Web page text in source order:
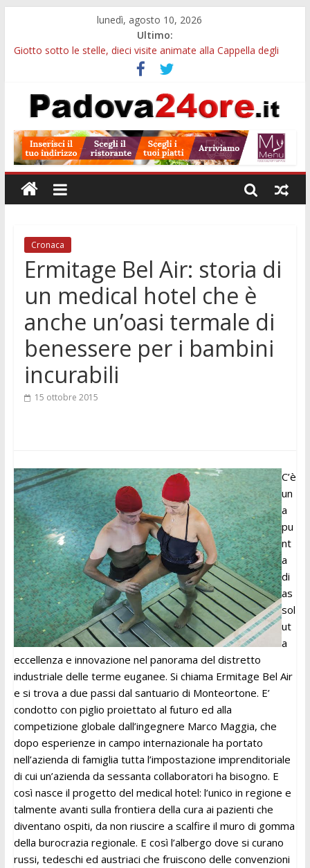
lunedì, agosto 10, 2026
Ultimo:
Giotto sotto le stelle, dieci visite animate alla Cappella degli
Notizie di Padova alle ore 23: borse Eni, musei gratuiti e
scadenze universitarie
Concorso Claudio Scimone, 14mila euro ai giovani musicisti:
Gemellaggi internazionali, 100mila euro ai Comuni veneti:
domande entro il 7 settembre
Alloggi ESU Padova 2026-2027: requisiti, scadenze e domanda
per ottenere un posto letto
Cronaca
Ermitage Bel Air: storia di
un medical hotel che è
anche un’oasi termale di
benessere per i bambini
incurabili
15 ottobre 2015
C’è
un
a
pu
nt
a
di
as
sol
ut
a
eccellenza e innovazione nel panorama del distretto
industriale delle terme euganee. Si chiama Ermitage Bel Air
e si trova a due passi dal santuario di Monteortone. E’
condotto con piglio proiettato al futuro ed alla
competizione globale dall’ingegnere Marco Maggia, che
dopo esperienze in campo internazionale ha portato
nell’azienda di famiglia tutta l’impostazione imprenditoriale
di cui un’azienda da sessanta collaboratori ha bisogno. E
così nasce il progetto del medical hotel: l’unico in regione e
talmente avanti sulla frontiera della cura ai pazienti che
diventano ospiti, da non riuscire a scalfire il muro di gomma
della burocrazia regionale. E così l’albergo dove si curano
russi, tedeschi ed austriaci che fruiscono delle convenzioni